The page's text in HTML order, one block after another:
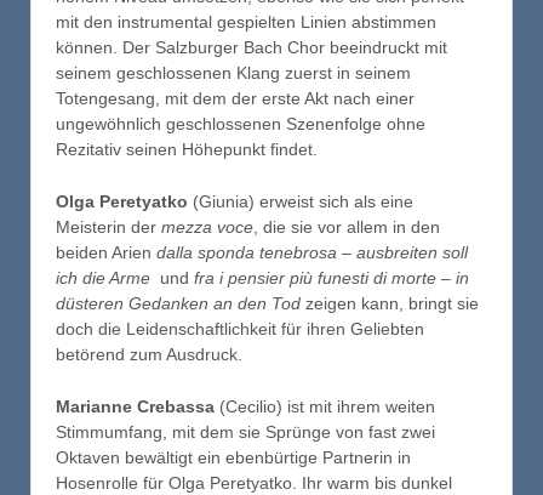
mit den instrumental gespielten Linien abstimmen
können. Der Salzburger Bach Chor beeindruckt mit
seinem geschlossenen Klang zuerst in seinem
Totengesang, mit dem der erste Akt nach einer
ungewöhnlich geschlossenen Szenenfolge ohne
Rezitativ seinen Höhepunkt findet.
Olga Peretyatko (Giunia) erweist sich als eine
Meisterin der mezza voce , die sie vor allem in den
beiden Arien dalla sponda tenebrosa – ausbreiten soll
ich die Arme und fra i pensier più funesti di morte – in
düsteren Gedanken an den Tod zeigen kann, bringt sie
doch die Leidenschaftlichkeit für ihren Geliebten
betörend zum Ausdruck.
Marianne Crebassa (Cecilio) ist mit ihrem weiten
Stimmumfang, mit dem sie Sprünge von fast zwei
Oktaven bewältigt ein ebenbürtige Partnerin in
Hosenrolle für Olga Peretyatko. Ihr warm bis dunkel